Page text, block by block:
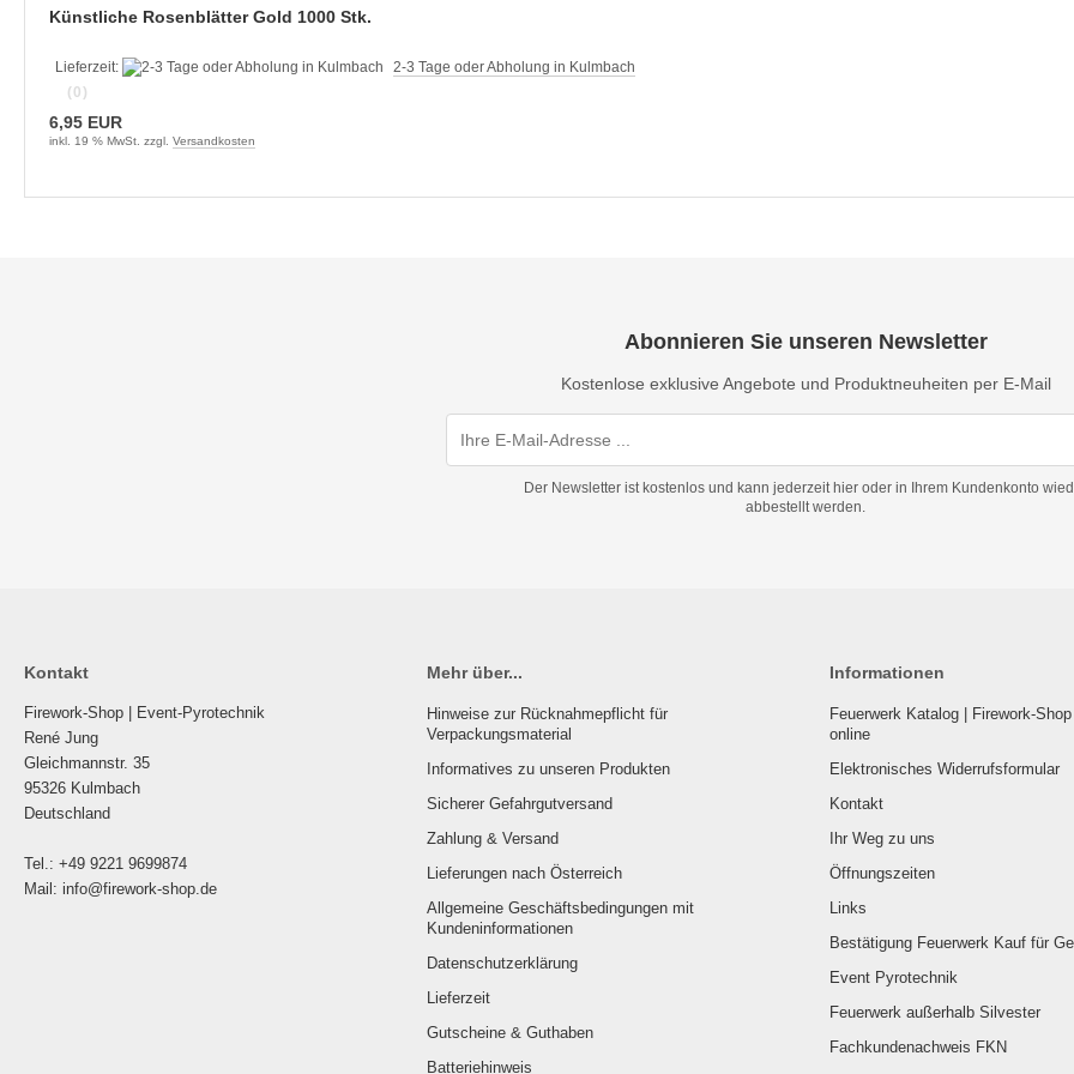
Künstliche Rosenblätter Gold 1000 Stk.
Lieferzeit:
2-3 Tage oder Abholung in Kulmbach
(0)
6,95 EUR
inkl. 19 % MwSt. zzgl. Versandkosten
Abonnieren Sie unseren Newsletter
Kostenlose exklusive Angebote und Produktneuheiten per E-Mail
Der Newsletter ist kostenlos und kann jederzeit hier oder in Ihrem Kundenkonto
abbestellt werden.
Kontakt
Firework-Shop | Event-Pyrotechnik
René Jung
Gleichmannstr. 35
95326 Kulmbach
Deutschland
Tel.: +49 9221 9699874
Mail: info@firework-shop.de
Mehr über...
Hinweise zur Rücknahmepflicht für
Verpackungsmaterial
Informatives zu unseren Produkten
Sicherer Gefahrgutversand
Zahlung & Versand
Lieferungen nach Österreich
Allgemeine Geschäftsbedingungen mit
Kundeninformationen
Datenschutzerklärung
Lieferzeit
Gutscheine & Guthaben
Batteriehinweis
Informationen
Feuerwerk Katalog | Firework-
online
Elektronisches Widerrufsformular
Kontakt
Ihr Weg zu uns
Öffnungszeiten
Links
Bestätigung Feuerwerk Kauf für
Event Pyrotechnik
Feuerwerk außerhalb Silvester
Fachkundenachweis FKN